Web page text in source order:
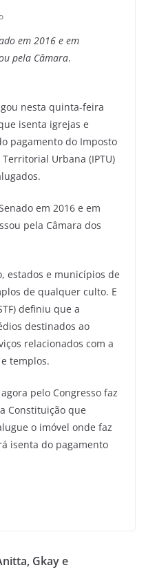
em 2016 e em
pela Câmara.
nesta quinta-feira
isenta igrejas e
pagamento do Imposto
Urbana (IPTU)
em 2016 e em
pela Câmara dos
estados e municípios de
de qualquer culto. E
definiu que a
destinados ao
relacionados com a
templos.
pelo Congresso faz
Constituição que
o imóvel onde faz
isenta do pagamento
Gkay e